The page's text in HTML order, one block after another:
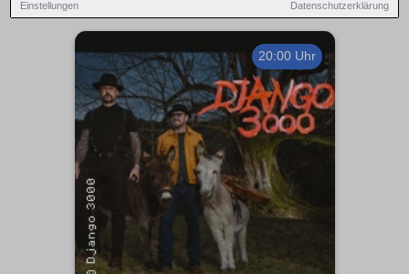
Einstellungen Datenschutzerklärung
20:00 Uhr